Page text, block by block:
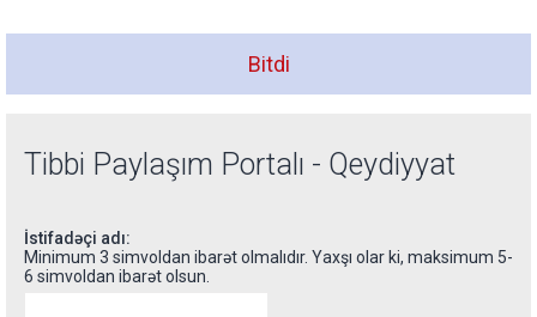
Bitdi
Tibbi Paylaşım Portalı - Qeydiyyat
İstifadəçi adı:
Minimum 3 simvoldan ibarət olmalıdır. Yaxşı olar ki, maksimum 5-
6 simvoldan ibarət olsun.